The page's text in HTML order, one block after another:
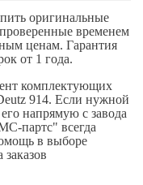
оригинальные
временем
ценам. Гарантия
от 1 года.
комплектующих
914. Если нужной
напрямую с завода
партс" всегда
в выборе